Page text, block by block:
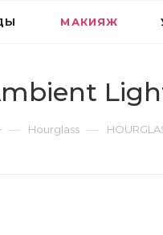
МАКИЯЖ
— Hourglass —